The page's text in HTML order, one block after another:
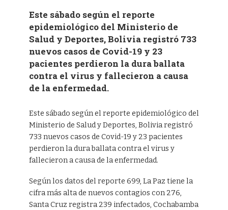
Este sábado según el reporte
epidemiológico del Ministerio de
Salud y Deportes, Bolivia registró 733
nuevos casos de Covid-19 y 23
pacientes perdieron la dura ballata
contra el virus y fallecieron a causa
de la enfermedad.
Este sábado según el reporte epidemiológico del
Ministerio de Salud y Deportes, Bolivia registró
733 nuevos casos de Covid-19 y 23 pacientes
perdieron la dura ballata contra el virus y
fallecieron a causa de la enfermedad.
Según los datos del reporte 699, La Paz tiene la
cifra más alta de nuevos contagios con 276,
Santa Cruz registra 239 infectados, Cochabamba